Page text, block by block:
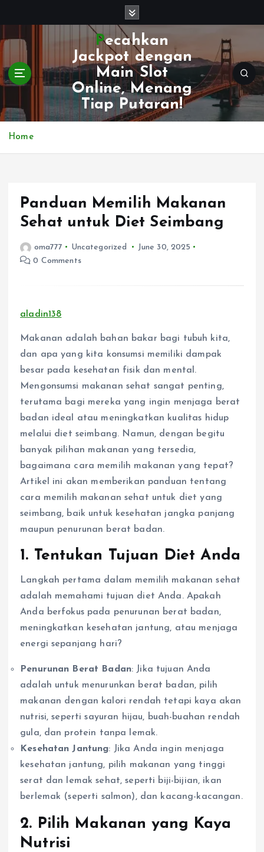
p
o
c
n
n
Pecahkan
Jackpot dengan
Main Slot
Online, Menang
Tiap Putaran!
Home
Panduan Memilih Makanan
Sehat untuk Diet Seimbang
oma777 Uncategorized
June 30, 2025
0 Comments
aladin138
Makanan adalah bahan bakar bagi tubuh kita,
dan apa yang kita konsumsi memiliki dampak
besar pada kesehatan fisik dan mental.
Mengonsumsi makanan sehat sangat penting,
terutama bagi mereka yang ingin menjaga berat
badan ideal atau meningkatkan kualitas hidup
melalui diet seimbang. Namun, dengan begitu
banyak pilihan makanan yang tersedia,
bagaimana cara memilih makanan yang tepat?
Artikel ini akan memberikan panduan tentang
cara memilih makanan sehat untuk diet yang
seimbang, baik untuk kesehatan jangka panjang
maupun penurunan berat badan.
1. Tentukan Tujuan Diet Anda
Langkah pertama dalam memilih makanan sehat
adalah memahami tujuan diet Anda. Apakah
Anda berfokus pada penurunan berat badan,
meningkatkan kesehatan jantung, atau menjaga
energi sepanjang hari?
Penurunan Berat Badan: Jika tujuan Anda
adalah untuk menurunkan berat badan, pilih
makanan dengan kalori rendah tetapi kaya akan
nutrisi, seperti sayuran hijau, buah-buahan rendah
gula, dan protein tanpa lemak.
Kesehatan Jantung: Jika Anda ingin menjaga
kesehatan jantung, pilih makanan yang tinggi
serat dan lemak sehat, seperti biji-bijian, ikan
berlemak (seperti salmon), dan kacang-kacangan.
2. Pilih Makanan yang Kaya
Nutrisi